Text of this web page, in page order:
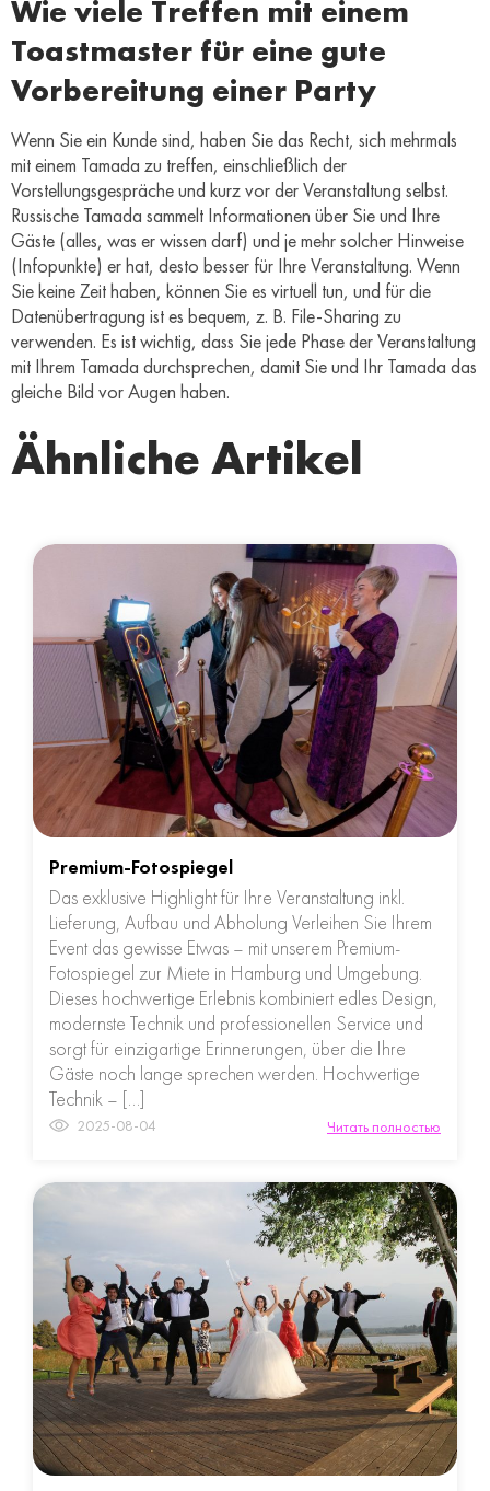
Wie viele Treffen mit einem
Toastmaster für eine gute
Vorbereitung einer Party
Wenn Sie ein Kunde sind, haben Sie das Recht, sich mehrmals
mit einem Tamada zu treffen, einschließlich der
Vorstellungsgespräche und kurz vor der Veranstaltung selbst.
Russische Tamada sammelt Informationen über Sie und Ihre
Gäste (alles, was er wissen darf) und je mehr solcher Hinweise
(Infopunkte) er hat, desto besser für Ihre Veranstaltung. Wenn
Sie keine Zeit haben, können Sie es virtuell tun, und für die
Datenübertragung ist es bequem, z. B. File-Sharing zu
verwenden. Es ist wichtig, dass Sie jede Phase der Veranstaltung
mit Ihrem Tamada durchsprechen, damit Sie und Ihr Tamada das
gleiche Bild vor Augen haben.
Ähnliche Artikel
Premium-Fotospiegel
Das exklusive Highlight für Ihre Veranstaltung inkl.
Lieferung, Aufbau und Abholung Verleihen Sie Ihrem
Event das gewisse Etwas – mit unserem Premium-
Fotospiegel zur Miete in Hamburg und Umgebung.
Dieses hochwertige Erlebnis kombiniert edles Design,
modernste Technik und professionellen Service und
sorgt für einzigartige Erinnerungen, über die Ihre
Gäste noch lange sprechen werden. Hochwertige
Technik – […]
2025-08-04 Читать полностью